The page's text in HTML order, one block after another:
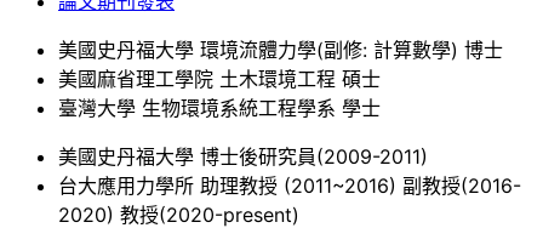
美國史丹福大學 環境流體力學(副修: 計算數學) 博士
美國麻省理工學院 土木環境工程 碩士
臺灣大學 生物環境系統工程學系 學士
美國史丹福大學 博士後研究員(2009-2011)
台大應用力學所 助理教授 (2011~2016) 副教授(2016-
2020) 教授(2020-present)